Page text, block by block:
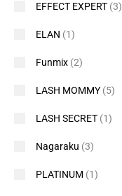
EFFECT EXPERT (3)
ELAN (1)
Funmix (2)
LASH MOMMY (5)
LASH SECRET (1)
Nagaraku (3)
PLATINUM (1)